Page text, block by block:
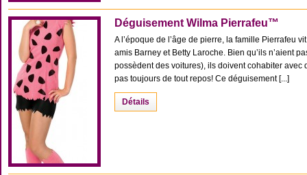
Déguisement Wilma Pierrafeu™
A l’époque de l’âge de pierre, la famille Pierrafeu
amis Barney et Betty Laroche. Bien qu’ils n’aient
possèdent des voitures), ils doivent cohabiter avec
pas toujours de tout repos! Ce déguisement [...]
Détails